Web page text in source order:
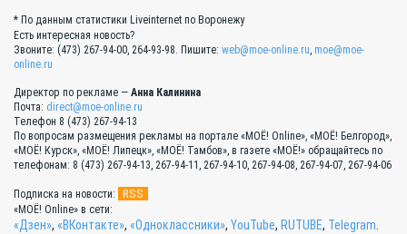
* По данным статистики Liveinternet по Воронежу
Есть интересная новость?
Звоните: (473) 267-94-00, 264-93-98. Пишите: web@moe-online.ru, moe@moe-
online.ru
Директор по рекламе — Анна Калинина
Почта: direct@moe-online.ru
Телефон 8 (473) 267-94-13
По вопросам размещения рекламы на портале «МОЁ! Online», «МОЁ! Белгород»,
«МОЁ! Курск», «МОЁ! Липецк», «МОЁ! Тамбов», в газете «МОЁ!» обращайтесь по
телефонам: 8 (473) 267-94-13, 267-94-11, 267-94-10, 267-94-08, 267-94-07, 267-94-06
Подписка на новости: RSS
«МОЁ! Online» в сети:
«Дзен», «ВКонтакте», «Одноклассники», YouTube, RUTUBE, Telegram